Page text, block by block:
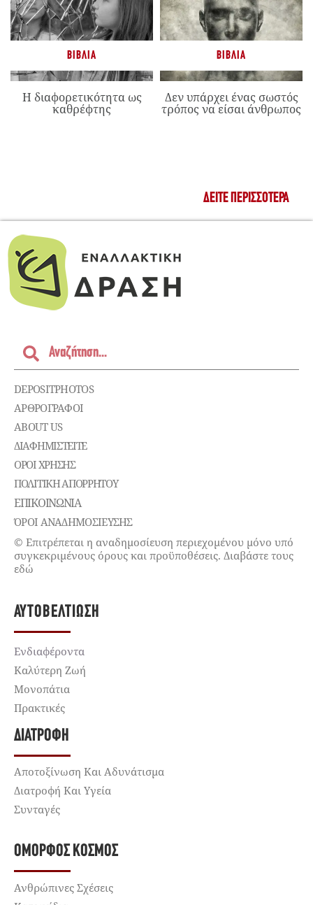
ΒΙΒΛΊΑ
Η διαφορετικότητα ως
καθρέφτης
ΒΙΒΛΊΑ
Δεν υπάρχει ένας σωστός
τρόπος να είσαι άνθρωπος
ΔΕΊΤΕ ΠΕΡΙΣΣΌΤΕΡΑ
DEPOSITPHOTOS
ΑΡΘΡΟΓΡΑΦΟΙ
ABOUT US
ΔΙΑΦΗΜΙΣΤΕΊΤΕ
ΌΡΟΙ ΧΡΉΣΗΣ
ΠΟΛΙΤΙΚΉ ΑΠΟΡΡΉΤΟΥ
ΕΠΙΚΟΙΝΩΝΊΑ
ΌΡΟΙ ΑΝΑΔΗΜΟΣΙΕΥΣΗΣ
© Επιτρέπεται η αναδημοσίευση περιεχομένου μόνο υπό
συγκεκριμένους όρους και προϋποθέσεις. Διαβάστε τους
εδώ
ΑΥΤΟΒΕΛΤΊΩΣΗ
Ενδιαφέροντα
Καλύτερη Ζωή
Μονοπάτια
Πρακτικές
ΔΙΑΤΡΟΦΉ
Αποτοξίνωση Και Αδυνάτισμα
Διατροφή Και Υγεία
Συνταγές
ΌΜΟΡΦΟΣ ΚΌΣΜΟΣ
Ανθρώπινες Σχέσεις